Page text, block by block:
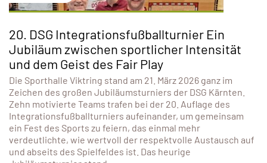
20. DSG Integrationsfußballturnier Ein
Jubiläum zwischen sportlicher Intensität
und dem Geist des Fair Play
Die Sporthalle Viktring stand am 21. März 2026 ganz im
Zeichen des großen Jubiläumsturniers der DSG Kärnten.
Zehn motivierte Teams trafen bei der 20. Auflage des
Integrationsfußballturniers aufeinander, um gemeinsam
ein Fest des Sports zu feiern, das einmal mehr
verdeutlichte, wie wertvoll der respektvolle Austausch auf
und abseits des Spielfeldes ist. Das heurige